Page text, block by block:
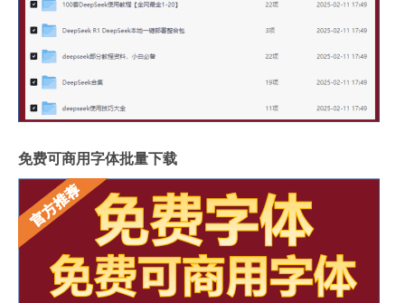
免费可商用字体批量下载